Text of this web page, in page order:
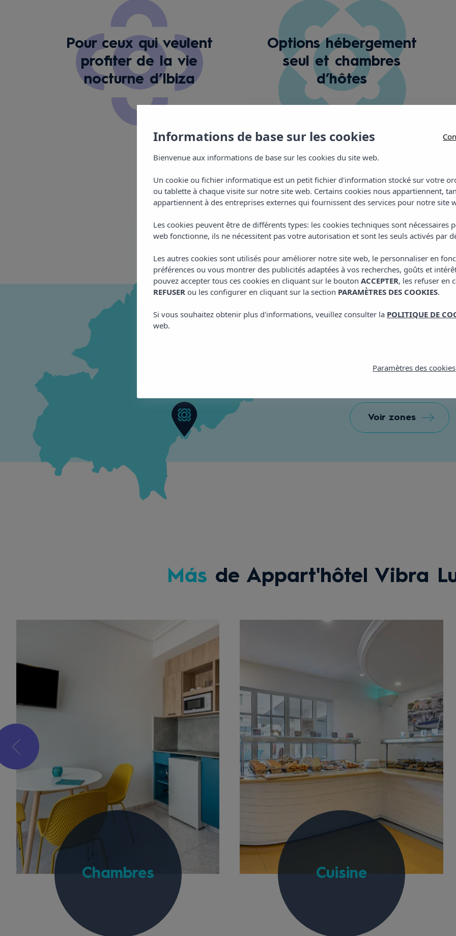
Pour ceux qui veulent
profiter de la vie
nocturne d’Ibiza
Options hébergement
seul et chambres
d’hôtes
Emplacement
Appart'hôtel
C/ Ramón Muntaner,
E:
Voir zones
Más de Appart'hôtel Vibra
Chambres Cuisine
Informations de base sur les cookies
Bienvenue aux informations de base sur les cookies du site web.
Un cookie ou fichier informatique est un petit fichier d'information stocké sur votre
ou tablette à chaque visite sur notre site web. Certains cookies nous appartiennent,
appartiennent à des entreprises externes qui fournissent des services pour notre site
Les cookies peuvent être de différents types: les cookies techniques sont nécessaires
web fonctionne, ils ne nécessitent pas votre autorisation et sont les seuls activés par
Les autres cookies sont utilisés pour améliorer notre site web, le personnaliser en
préférences ou vous montrer des publicités adaptées à vos recherches, goûts et
pouvez accepter tous ces cookies en cliquant sur le bouton ACCEPTER, les refuser en
REFUSERou les configurer en cliquant sur la section PARAMÈTRES DES COOKIES.
Si vous souhaitez obtenir plus d'informations, veuillez consulter la POLITIQUE DE
web.
Paramètres des cookies